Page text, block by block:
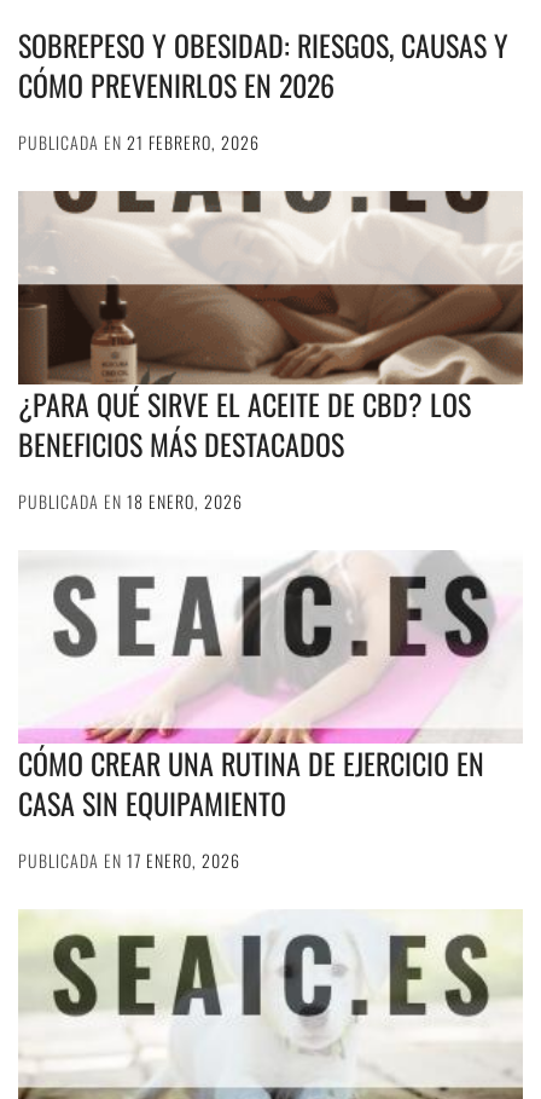
SOBREPESO Y OBESIDAD: RIESGOS, CAUSAS Y
CÓMO PREVENIRLOS EN 2026
PUBLICADA EN 21 FEBRERO, 2026
¿PARA QUÉ SIRVE EL ACEITE DE CBD? LOS
BENEFICIOS MÁS DESTACADOS
PUBLICADA EN 18 ENERO, 2026
CÓMO CREAR UNA RUTINA DE EJERCICIO EN
CASA SIN EQUIPAMIENTO
PUBLICADA EN 17 ENERO, 2026